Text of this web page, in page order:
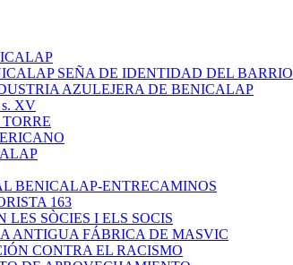
SEÑA DE IDENTIDAD DEL BARRIO
AZULEJERA DE BENICALAP
s. XV
BENICALAP-ENTRECAMINOS
163
LES SÒCIES I ELS SOCIS
ANTIGUA FÁBRICA DE MASVIC
CONTRA EL RACISMO